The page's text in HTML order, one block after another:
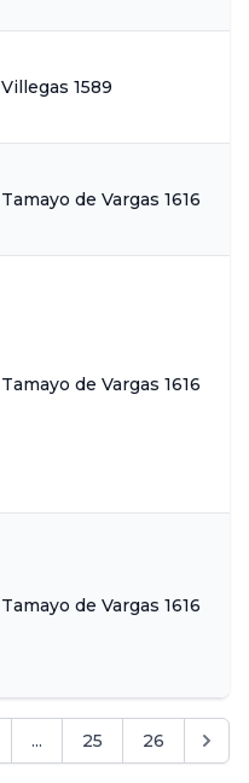
Villegas 1589
Tamayo de Vargas 1616
Tamayo de Vargas 1616
Tamayo de Vargas 1616
... 25 26